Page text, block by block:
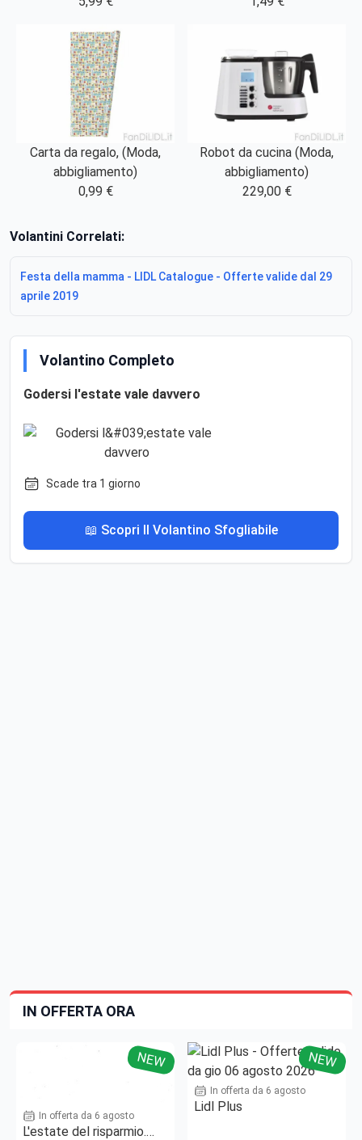
Carta da regalo, (Moda,
abbigliamento)
0,99 €
Robot da cucina (Moda,
abbigliamento)
229,00 €
Volantini Correlati:
Festa della mamma - LIDL Catalogue - Offerte valide dal 29
aprile 2019
Volantino Completo
Godersi l'estate vale davvero
Scade tra 1 giorno
📖 Scopri Il Volantino Sfogliabile
IN OFFERTA ORA
NEW
In offerta da 6 agosto
L'estate del risparmio.
NEW
In offerta da 6 agosto
Lidl Plus